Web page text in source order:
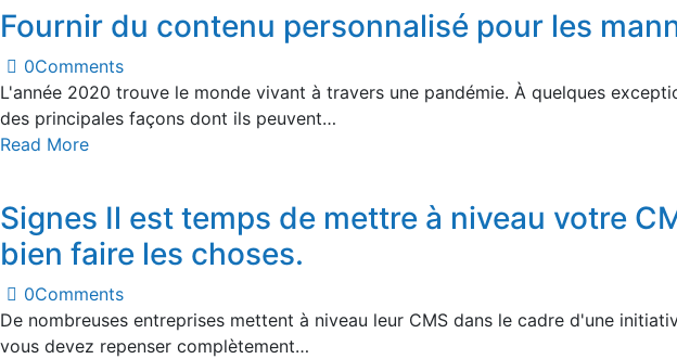
Fournir du contenu personnalisé pour les
0Comments
L'année 2020 trouve le monde vivant à travers une pandémie. À quelques
des principales façons dont ils peuvent…
Read More
Signes Il est temps de mettre à niveau votre
bien faire les choses.
0Comments
De nombreuses entreprises mettent à niveau leur CMS dans le cadre d'une
vous devez repenser complètement…